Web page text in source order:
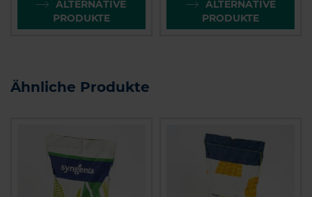
ALTERNATIVE
PRODUKTE
ALTERNATIVE
PRODUKTE
Ähnliche Produkte